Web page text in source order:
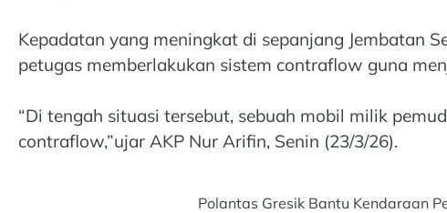
Kepadatan yang meningkat di sepanjang Jembatan
petugas memberlakukan sistem contraflow guna
“Di tengah situasi tersebut, sebuah mobil milik
contraflow,”ujar AKP Nur Arifin, Senin (23/3/26).
Polantas Gresik Bantu Kendaraan